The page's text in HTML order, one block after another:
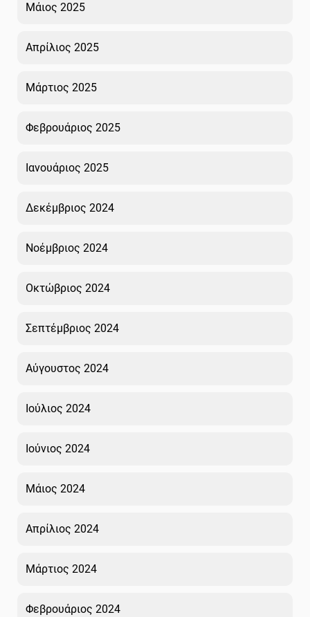
Μάιος 2025
Απρίλιος 2025
Μάρτιος 2025
Φεβρουάριος 2025
Ιανουάριος 2025
Δεκέμβριος 2024
Νοέμβριος 2024
Οκτώβριος 2024
Σεπτέμβριος 2024
Αύγουστος 2024
Ιούλιος 2024
Ιούνιος 2024
Μάιος 2024
Απρίλιος 2024
Μάρτιος 2024
Φεβρουάριος 2024